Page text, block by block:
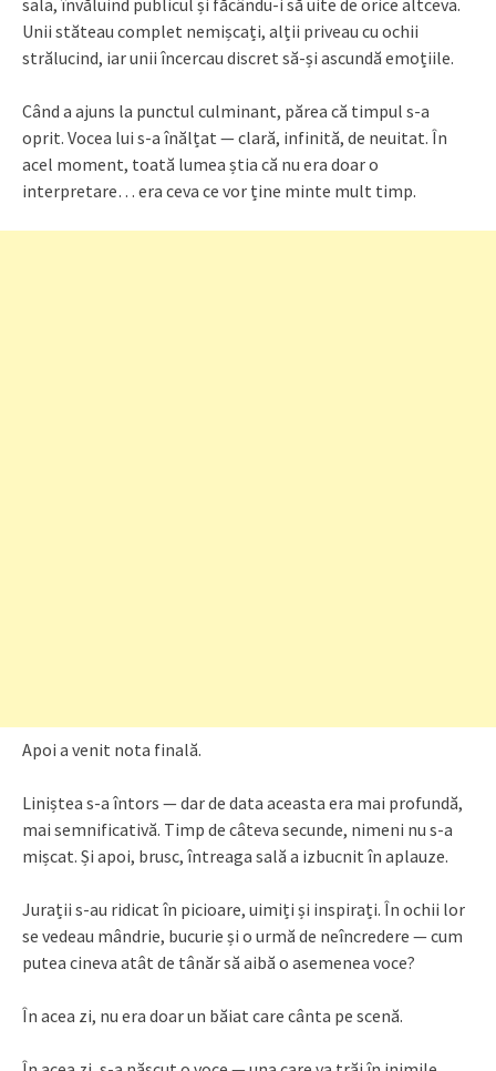
sala, învăluind publicul și făcându-i să uite de orice altceva.
Unii stăteau complet nemișcați, alții priveau cu ochii
strălucind, iar unii încercau discret să-și ascundă emoțiile.
Când a ajuns la punctul culminant, părea că timpul s-a
oprit. Vocea lui s-a înălțat — clară, infinită, de neuitat. În
acel moment, toată lumea știa că nu era doar o
interpretare… era ceva ce vor ține minte mult timp.
Apoi a venit nota finală.
Liniștea s-a întors — dar de data aceasta era mai profundă,
mai semnificativă. Timp de câteva secunde, nimeni nu s-a
mișcat. Și apoi, brusc, întreaga sală a izbucnit în aplauze.
Jurații s-au ridicat în picioare, uimiți și inspirați. În ochii lor
se vedeau mândrie, bucurie și o urmă de neîncredere — cum
putea cineva atât de tânăr să aibă o asemenea voce?
În acea zi, nu era doar un băiat care cânta pe scenă.